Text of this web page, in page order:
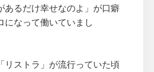
あるだけ幸せなのよ」が口癖
になって働いていまし
リストラ」が流行っていた頃